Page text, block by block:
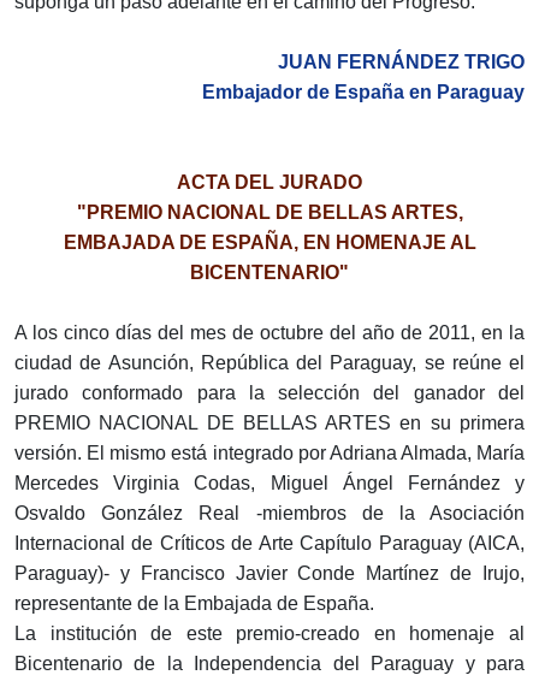
JUAN FERNÁNDEZ TRIGO
Embajador de España en Paraguay
ACTA DEL JURADO
"PREMIO NACIONAL DE BELLAS ARTES,
EMBAJADA DE ESPAÑA, EN HOMENAJE AL
BICENTENARIO"
A los cinco días del mes de octubre del año de 2011, en la
ciudad de Asunción, República del Paraguay, se reúne el
jurado conformado para la selección del ganador del
PREMIO NACIONAL DE BELLAS ARTES en su primera
versión. El mismo está integrado por Adriana Almada, María
Mercedes Virginia Codas, Miguel Ángel Fernández y
Osvaldo González Real -miembros de la Asociación
Internacional de Críticos de Arte Capítulo Paraguay (AICA,
Paraguay)- y Francisco Javier Conde Martínez de Irujo,
representante de la Embajada de España.
La institución de este premio-creado en homenaje al
Bicentenario de la Independencia del Paraguay y para